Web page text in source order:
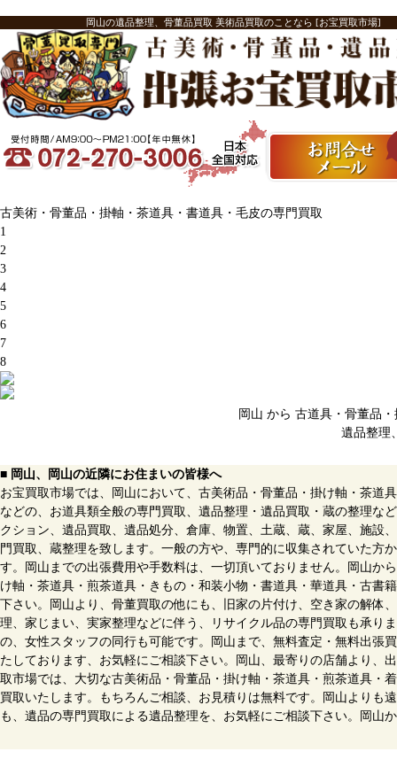
岡山の遺品整理、骨董品買取 美術品買取のことなら [お宝買取市場]
古美術・骨董品・掛軸・茶道具・書道具・毛皮の専門買取
1
2
3
4
5
6
7
8
岡山 から 古道具・骨董品
遺品整理
■ 岡山、岡山の近隣にお住まいの皆様へ
お宝買取市場では、岡山において、古美術品・骨董品・掛け軸・茶道
などの、お道具類全般の専門買取、遺品整理・遺品買取・蔵の整理な
クション、遺品買取、遺品処分、倉庫、物置、土蔵、蔵、家屋、施設
門買取、蔵整理を致します。一般の方や、専門的に収集されていた方
す。岡山までの出張費用や手数料は、一切頂いておりません。岡山か
け軸・茶道具・煎茶道具・きもの・和装小物・書道具・華道具・古書
下さい。岡山より、骨董買取の他にも、旧家の片付け、空き家の解体
理、家じまい、実家整理などに伴う、リサイクル品の専門買取も承り
の、女性スタッフの同行も可能です。岡山まで、無料査定・無料出張
たしております、お気軽にご相談下さい。岡山、最寄りの店舗より、
取市場では、大切な古美術品・骨董品・掛け軸・茶道具・煎茶道具・
買取いたします。もちろんご相談、お見積りは無料です。岡山よりも
も、遺品の専門買取による遺品整理を、お気軽にご相談下さい。岡山